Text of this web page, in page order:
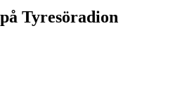
Tyresöradion